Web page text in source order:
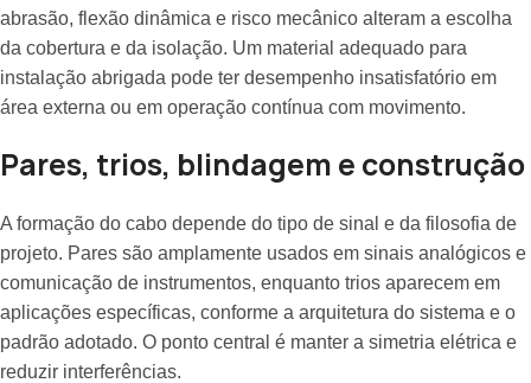
abrasão, flexão dinâmica e risco mecânico alteram a escolha
da cobertura e da isolação. Um material adequado para
instalação abrigada pode ter desempenho insatisfatório em
área externa ou em operação contínua com movimento.
Pares, trios, blindagem e construção
A formação do cabo depende do tipo de sinal e da filosofia de
projeto. Pares são amplamente usados em sinais analógicos e
comunicação de instrumentos, enquanto trios aparecem em
aplicações específicas, conforme a arquitetura do sistema e o
padrão adotado. O ponto central é manter a simetria elétrica e
reduzir interferências.